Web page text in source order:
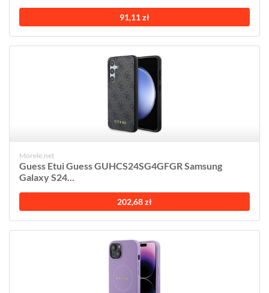
91,11 zł
Morele.net
Guess Etui Guess GUHCS24SG4GFGR Samsung
Galaxy S24...
202,68 zł